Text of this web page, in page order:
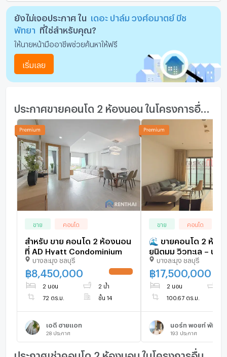
ยังไม่เจอประกาศ ใน
เดอะ ปาล์ม วงศ์อมาตย์ บีช
พัทยา
ที่ใช่สำหรับคุณ?
ให้นายหน้ามืออาชีพช่วยค้นหาให้ฟรี
เริ่มเลย
ขาย คอนโด
สำหรับ ขาย คอนโด 2 ห้องนอน
ที่ AD Hyatt Condominium
บางละมุง ชลบุรี
฿8,450,000
2 นอน 2 น้ำ
72 ตร.ม. ชั้น 14
เอดี ฮายแอท
28 ประกาศ
ขาย คอนโด
🌊 ขายคอนโด 2 ห้อง
ยูนิตมุม วิวทะเล – นอ
วงศ์อมาตย์ พัทยา
บางละมุง ชลบุรี
฿17,500,000
2 นอน
100.67 ตร.ม.
นอร์ท พอยท์ พัทยา
193 ประกาศ